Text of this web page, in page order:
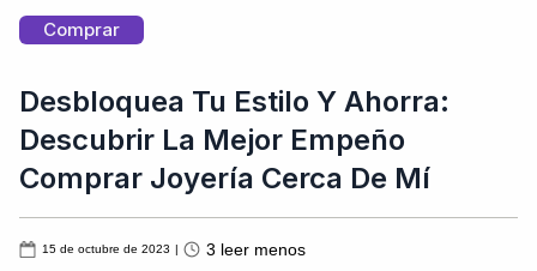
Comprar
Desbloquea Tu Estilo Y Ahorra:
Descubrir La Mejor Empeño
Comprar Joyería Cerca De Mí
15 de octubre de 2023 | 3 leer menos